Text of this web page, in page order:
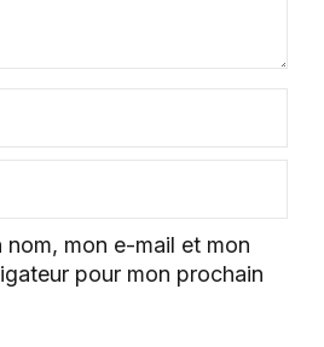
nom, mon e-mail et mon
pour mon prochain